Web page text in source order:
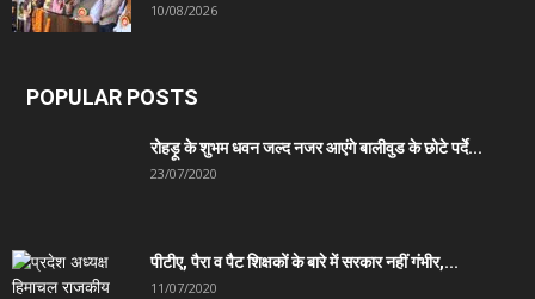
10/08/2026
POPULAR POSTS
रोहड़ू के शुभम धवन जल्द नजर आएंगे बालीवुड के छोटे पर्दे...
23/07/2020
पीटीए, पैरा व पैट शिक्षकों के बारे में सरकार नहीं गंभीर,...
11/07/2020